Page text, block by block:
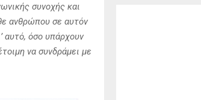
συνοχής και
ανθρώπου σε αυτόν
αυτό, όσο υπάρχουν
να συνδράμει με